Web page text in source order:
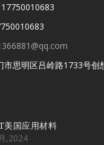
市思明区吕岭路1733号创
美国应用材料
,2024